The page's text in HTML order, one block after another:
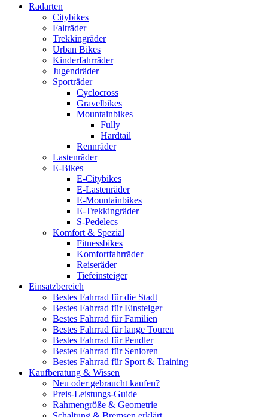
Radarten
Citybikes
Falträder
Trekkingräder
Urban Bikes
Kinderfahrräder
Jugendräder
Sporträder
Cyclocross
Gravelbikes
Mountainbikes
Fully
Hardtail
Rennräder
Lastenräder
E-Bikes
E-Citybikes
E-Lastenräder
E-Mountainbikes
E-Trekkingräder
S-Pedelecs
Komfort & Spezial
Fitnessbikes
Komfortfahrräder
Reiseräder
Tiefeinsteiger
Einsatzbereich
Bestes Fahrrad für die Stadt
Bestes Fahrrad für Einsteiger
Bestes Fahrrad für Familien
Bestes Fahrrad für lange Touren
Bestes Fahrrad für Pendler
Bestes Fahrrad für Senioren
Bestes Fahrrad für Sport & Training
Kaufberatung & Wissen
Neu oder gebraucht kaufen?
Preis-Leistungs-Guide
Rahmengröße & Geometrie